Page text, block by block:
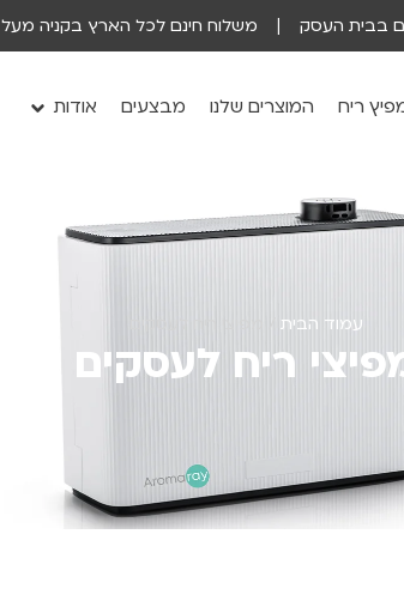
בבית העסק | משלוח חינם לכל הארץ בקניה מעל 200 ש״ח
ריח המוצרים שלנו מבצעים אודות
עמוד הבית
ריח לעסקים